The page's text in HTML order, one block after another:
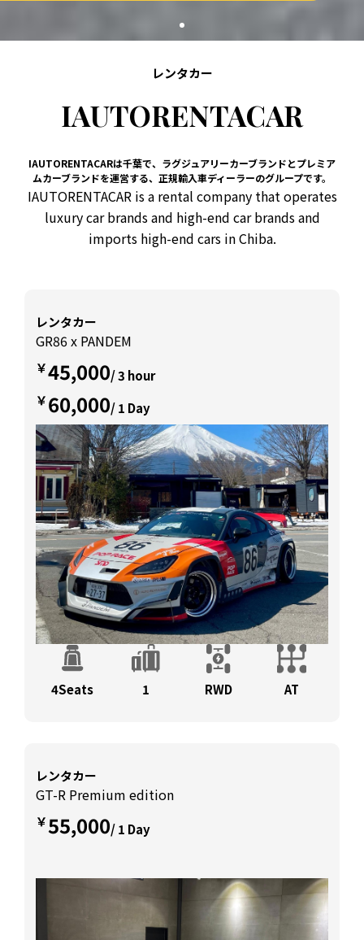
レンタカー
IAUTORENTACAR
IAUTORENTACARは千葉で、ラグジュアリーカーブランドとプレミア
ムカーブランドを運営する、正規輸入車ディーラーのグループです。
IAUTORENTACAR is a rental company that operates
luxury car brands and high-end car brands and
imports high-end cars in Chiba.
レンタカー
GR86 x PANDEM
￥45,000/ 3 hour
￥60,000/ 1 Day
4Seats 1 RWD AT
レンタカー
GT-R Premium edition
￥55,000/ 1 Day